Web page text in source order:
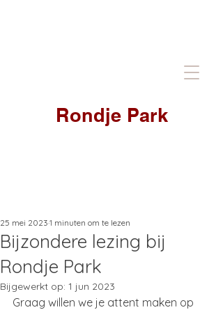
Rondje Park
Bijzondere lezing bij
Rondje Park
25 mei 2023 1 minuten om te lezen
Bijgewerkt op: 1 jun 2023
Graag willen we je attent maken op